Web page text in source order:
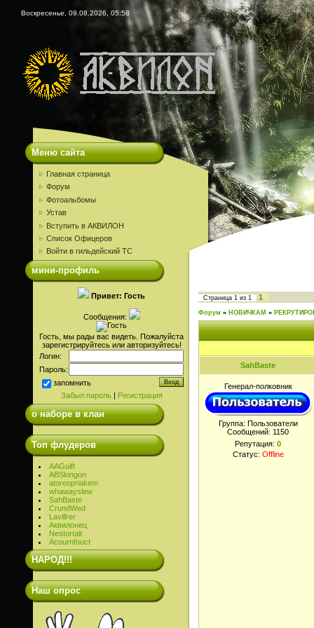
Воскресенье, 09.08.2026, 05:58
Меню сайта
Главная страница
Форум
Фотоальбомы
Устав
Вступить в АКВИЛОН
Список Офицеров
Войти в гильдейский ТС
мини-профиль
Привет: Гость
Сообщения:
Гость, мы рады вас видеть. Пожалуйста
зарегистрируйтесь или авторизуйтесь!
Логин:
Пароль:
запомнить
Забыл пароль| Регистрация
о наборе в клан
Топ флудеров
AAGuift
ABSlongon
atoreopriakem
whawayslew
SahBaste
CrundWed
Lavillrer
Аквилонец
Nestortalt
Acournfouct
НАРОД!!!
Наш опрос
Страница 1 из 1 1
Форум » НОВИЧКАМ »
SahBaste
Генерал-полковник
Группа: Пользователи
Сообщений: 1150
Репутация: 0
Статус: Offline